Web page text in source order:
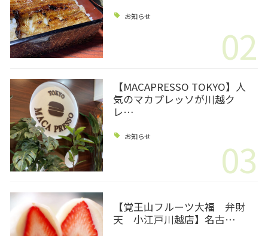
お知らせ
02
【MACAPRESSO TOKYO】人
気のマカプレッソが川越ク
レ…
お知らせ 03
【覚王山フルーツ大福 弁財
天 小江戸川越店】名古…